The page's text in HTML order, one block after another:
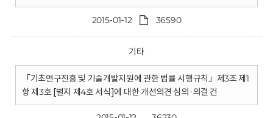
2015-01-12 36590
기타
「기초연구진흥 및 기술개발지원에 관한 법률 시행규칙」제3조 제1
항 제3호 [별지 제4호 서식]에 대한 개선의견 심의·의결 건